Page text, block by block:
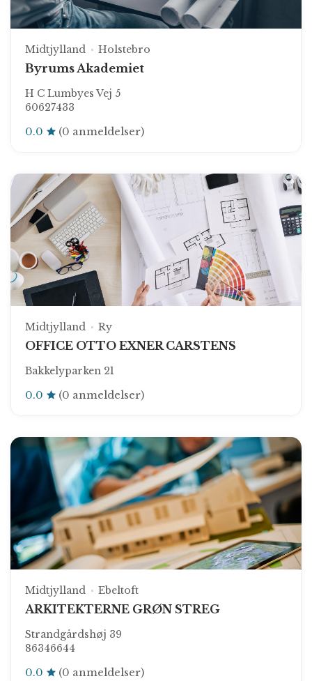
Midtjylland Holstebro
Byrums Akademiet
H C Lumbyes Vej 5
60627433
0.0 (0 anmeldelser)
Midtjylland Ry
OFFICE OTTO EXNER CARSTENS
Bakkelyparken 21
0.0 (0 anmeldelser)
Midtjylland Ebeltoft
ARKITEKTERNE GRØN STREG
Strandgårdshøj 39
86346644
0.0 (0 anmeldelser)